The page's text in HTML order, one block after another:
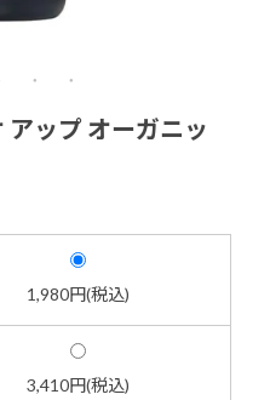
アップ オーガニッ
1,980円(税込)
3,410円(税込)